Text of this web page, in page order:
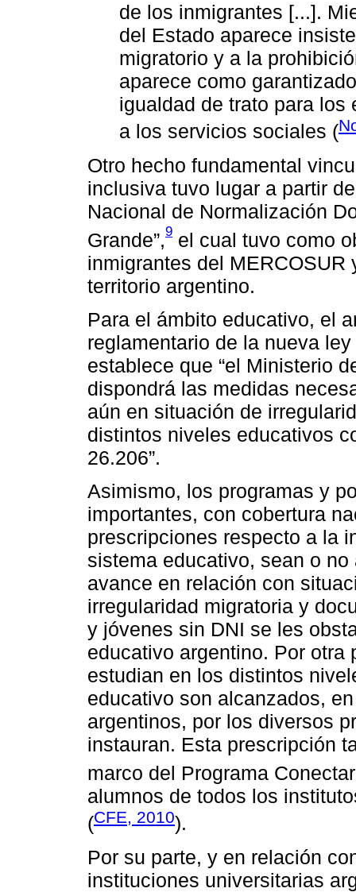
de los inmigrantes [...].
del Estado aparece
migratorio y a la
aparece como
igualdad de trato para
a los servicios sociales (
Otro hecho fundamental
inclusiva tuvo lugar a partir
Nacional de Normalización
Grande”,9 el cual tuvo como
inmigrantes del
territorio argentino.
Para el ámbito educativo, el
reglamentario de la nueva
establece que “el Ministerio
dispondrá las medidas
aún en situación de
distintos niveles educativos
26.206”.
Asimismo, los programas y
importantes, con cobertura
prescripciones respecto a la
sistema educativo, sean o
avance en relación con
irregularidad migratoria y
y jóvenes sin DNI se les
educativo argentino. Por otra
estudian en los distintos
educativo son alcanzados,
argentinos, por los diversos
instauran. Esta prescripción
marco del Programa
alumnos de todos los
(CFE, 2010).
Por su parte, y en relación
instituciones universitarias